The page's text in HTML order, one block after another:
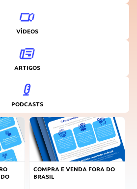
VÍDEOS
ARTIGOS
PODCASTS
COMPRA E VENDA FORA DO
BRASIL